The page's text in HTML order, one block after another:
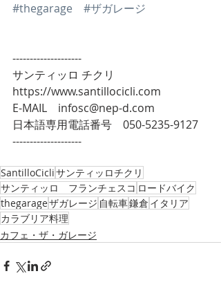
#thegarage
#ザガレージ
--------------------
サンティッロ チクリ
https://www.santillocicli.com
E-MAIL　infosc@nep-d.com
日本語専用電話番号　050-5235-9127
--------------------
SantilloCicliサンティッロチクリ
サンティッロ フランチェスコ ロードバイク
thegarageザガレージ 自転車鎌倉 イタリア
カラブリア料理
カフェ・ザ・ガレージ